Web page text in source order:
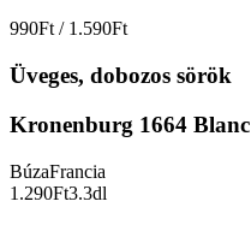
990Ft / 1.590Ft
Üveges, dobozos sörök
Kronenburg 1664 Blanc
BúzaFrancia
1.290Ft3.3dl